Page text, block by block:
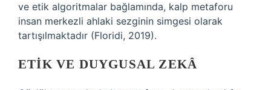
ve etik algoritmalar bağlamında, kalp metaforu
insan merkezli ahlaki sezginin simgesi olarak
tartışılmaktadır (Floridi, 2019).
ETIK VE DUYGUSAL ZEKÂ